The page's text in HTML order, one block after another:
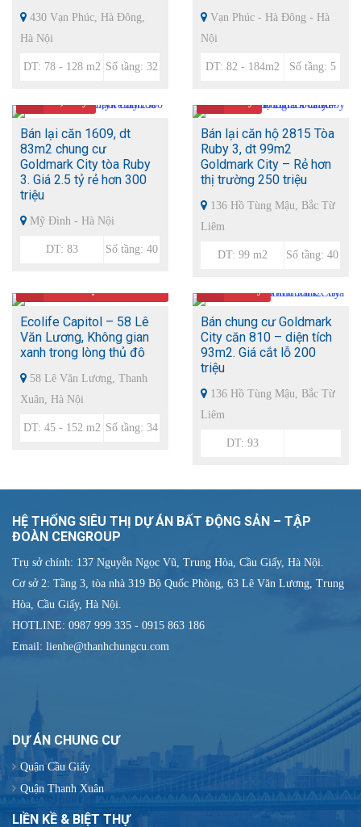
430 Vạn Phúc, Hà Đông,
Hà Nội
DT: 78 - 128 m2 Số tầng: 32
Vạn Phúc - Hà Đông - Hà
Nội
DT: 82 - 184m2 Số tầng: 5
Bán lại căn 1609, dt
83m2 chung cư
Goldmark City tòa Ruby
3. Giá 2.5 tỷ rẻ hơn 300
triệu
Mỹ Đình - Hà Nội
DT: 83 Số tầng: 40
Bán lại căn hộ 2815 Tòa
Ruby 3, dt 99m2
Goldmark City – Rẻ hơn
thị trường 250 triệu
136 Hồ Tùng Mậu, Bắc Từ
Liêm
DT: 99 m2 Số tầng: 40
tỷ/căn
Ecolife Capitol – 58 Lê
Văn Lương, Không gian
xanh trong lòng thủ đô
58 Lê Văn Lương, Thanh
Xuân, Hà Nội
DT: 45 - 152 m2 Số tầng: 34
Bán chung cư Goldmark
City căn 810 – diện tích
93m2. Giá cắt lỗ 200
triệu
136 Hồ Tùng Mậu, Bắc Từ
Liêm
DT: 93
HỆ THỐNG SIÊU THỊ DỰ ÁN BẤT ĐỘNG SẢN – TẬP
ĐOÀN CENGROUP
Trụ sở chính: 137 Nguyễn Ngọc Vũ, Trung Hòa, Cầu Giấy, Hà Nội.
Cơ sở 2: Tầng 3, tòa nhà 319 Bộ Quốc Phòng, 63 Lê Văn Lương, Trung
Hòa, Cầu Giấy, Hà Nội.
HOTLINE: 0987 999 335 - 0915 863 186
Email: lienhe@thanhchungcu.com
DỰ ÁN CHUNG CƯ
Quận Cầu Giấy
Quận Thanh Xuân
LIỀN KỀ & BIỆT THỰ